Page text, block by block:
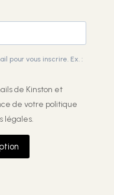
pour vous inscrire. Ex. :
de Kinston et
de votre politique
légales.